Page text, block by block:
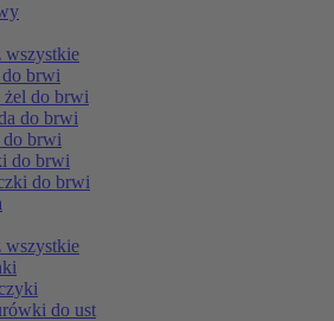
wszystkie
do brwi
żel do brwi
do brwi
do brwi
do brwi
do brwi
wszystkie
do ust